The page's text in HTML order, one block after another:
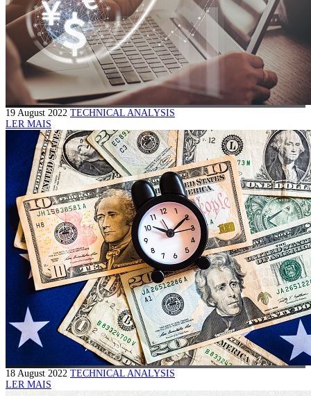
19 August 2022 TECHNICAL ANALYSIS
LER MAIS
18 August 2022 TECHNICAL ANALYSIS
LER MAIS